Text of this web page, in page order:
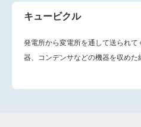
キュービクル
発電所から変電所を通して送られ
器、コンデンサなどの機器を収めた